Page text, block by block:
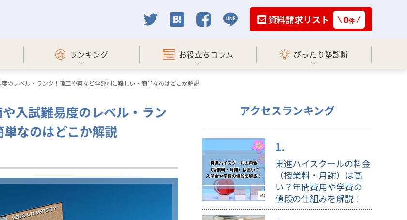
資料請求リスト 0件
ランキング お役立ちコラム ぴったり塾診断
のレベル・ランク！理工や薬など学部別に難しい・簡単なのはどこか解説
入試難易度のレベル・ラン
なのはどこか解説
アクセスランキング
東進ハイスクールの料金
（授業料・月謝）は高
い？年間費用や学費の
値段の仕組みを解説！